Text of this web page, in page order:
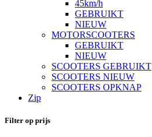
45km/h
GEBRUIKT
NIEUW
MOTORSCOOTERS
GEBRUIKT
NIEUW
SCOOTERS GEBRUIKT
SCOOTERS NIEUW
SCOOTERS OPKNAP
Zip
Filter op prijs